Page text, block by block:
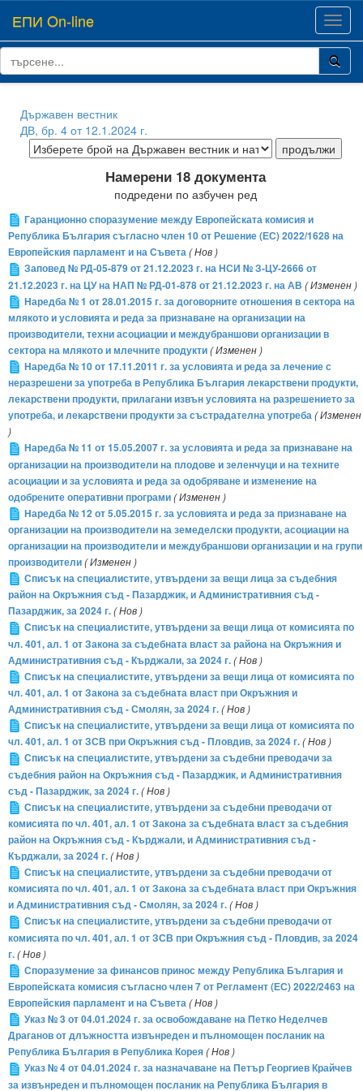
ЕПИ On-line
Държавен вестник
ДВ, бр. 4 от 12.1.2024 г.
Намерени 18 документа
подредени по азбучен ред
Гаранционно споразумение между Европейската комисия и
Република България съгласно член 10 от Решение (ЕС) 2022/1628 на
Европейския парламент и на Съвета( Нов )
Заповед № РД-05-879 от 21.12.2023 г. на НСИ № З-ЦУ-2666 от
21.12.2023 г. на ЦУ на НАП № РД-01-878 от 21.12.2023 г. на АВ ( Изменен )
Наредба № 1 от 28.01.2015 г. за договорните отношения в сектора на
млякото и условията и реда за признаване на организации на
производители, техни асоциации и междубраншови организации в
сектора на млякото и млечните продукти( Изменен )
Наредба № 10 от 17.11.2011 г. за условията и реда за лечение с
неразрешени за употреба в Република България лекарствени продукти,
лекарствени продукти, прилагани извън условията на разрешението за
употреба, и лекарствени продукти за състрадателна употреба( Изменен
)
Наредба № 11 от 15.05.2007 г. за условията и реда за признаване на
организации на производители на плодове и зеленчуци и на техните
асоциации и за условията и реда за одобряване и изменение на
одобрените оперативни програми( Изменен )
Наредба № 12 от 5.05.2015 г. за условията и реда за признаване на
организации на производители на земеделски продукти, асоциации на
организации на производители и междубраншови организации и на групи
производители( Изменен )
Списък на специалистите, утвърдени за вещи лица за съдебния
район на Окръжния съд - Пазарджик, и Административния съд -
Пазарджик, за 2024 г.( Нов )
Списък на специалистите, утвърдени за вещи лица от комисията по
чл. 401, ал. 1 от Закона за съдебната власт за района на Окръжния и
Административния съд - Кърджали, за 2024 г.( Нов )
Списък на специалистите, утвърдени за вещи лица от комисията по
чл. 401, ал. 1 от Закона за съдебната власт при Окръжния и
Административния съд - Смолян, за 2024 г.( Нов )
Списък на специалистите, утвърдени за вещи лица от комисията по
чл. 401, ал. 1 от ЗСВ при Окръжния съд - Пловдив, за 2024 г.( Нов )
Списък на специалистите, утвърдени за съдебни преводачи за
съдебния район на Окръжния съд - Пазарджик, и Административния
съд - Пазарджик, за 2024 г.( Нов )
Списък на специалистите, утвърдени за съдебни преводачи от
комисията по чл. 401, ал. 1 от Закона за съдебната власт за съдебния
район на Окръжния съд - Кърджали, и Административния съд -
Кърджали, за 2024 г.( Нов )
Списък на специалистите, утвърдени за съдебни преводачи от
комисията по чл. 401, ал. 1 от Закона за съдебната власт при Окръжния
и Административния съд - Смолян, за 2024 г.( Нов )
Списък на специалистите, утвърдени за съдебни преводачи от
комисията по чл. 401, ал. 1 от ЗСВ при Окръжния съд - Пловдив, за 2024
г.( Нов )
Споразумение за финансов принос между Република България и
Европейската комисия съгласно член 7 от Регламент (ЕС) 2022/2463 на
Европейския парламент и на Съвета( Нов )
Указ № 3 от 04.01.2024 г. за освобождаване на Петко Неделчев
Драганов от длъжността извънреден и пълномощен посланик на
Република България в Република Корея( Нов )
Указ № 4 от 04.01.2024 г. за назначаване на Петър Георгиев Крайчев
за извънреден и пълномощен посланик на Република България в